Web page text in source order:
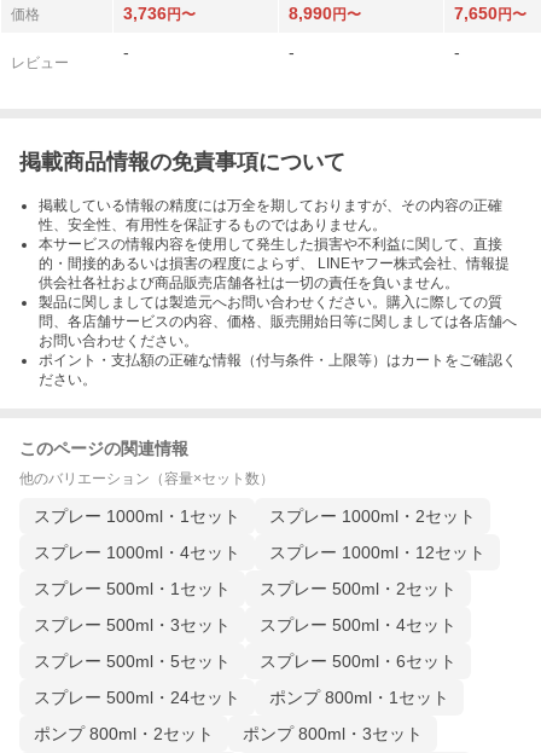
価格 3,736円〜 8,990円〜 7,650円〜
レビュー
- - -
掲載商品情報の免責事項について
掲載している情報の精度には万全を期しておりますが、その内容の正確
性、安全性、有用性を保証するものではありません。
本サービスの情報内容を使用して発生した損害や不利益に関して、直接
的・間接的あるいは損害の程度によらず、 LINEヤフー株式会社、情報提
供会社各社および商品販売店舗各社は一切の責任を負いません。
製品に関しましては製造元へお問い合わせください。購入に際しての質
問、各店舗サービスの内容、価格、販売開始日等に関しましては各店舗へ
お問い合わせください。
ポイント・支払額の正確な情報（付与条件・上限等）はカートをご確認く
ださい。
このページの関連情報
他のバリエーション（容量×セット数）
スプレー 1000ml・1セット
スプレー 1000ml・2セット
スプレー 1000ml・4セット
スプレー 1000ml・12セット
スプレー 500ml・1セット
スプレー 500ml・2セット
スプレー 500ml・3セット
スプレー 500ml・4セット
スプレー 500ml・5セット
スプレー 500ml・6セット
スプレー 500ml・24セット
ポンプ 800ml・1セット
ポンプ 800ml・2セット
ポンプ 800ml・3セット